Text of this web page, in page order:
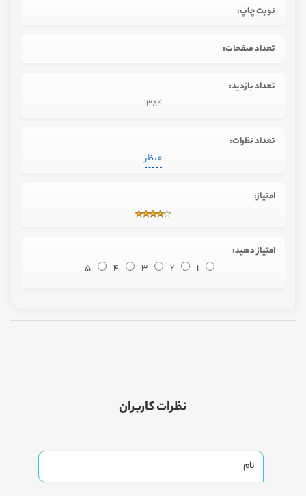
نوبت چاپ:
تعداد صفحات:
تعداد بازدید:
1384
تعداد نظرات:
0 نظر
امتیاز:
امتیاز دهید:
1
2
3
4
5
نظرات کاربران